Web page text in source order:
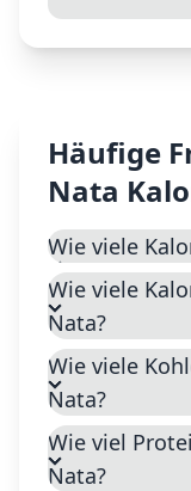
Häufige
Nata
Wie viele
Wie viele
Nata?
Wie viele
Nata?
Wie viel
Nata?